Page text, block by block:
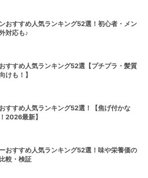
おすすめ人気ランキング52選！初心者・メン
対応も♪
すすめ人気ランキング52選【プチプラ・髪質
けも！】
すすめ人気ランキング52選！【焦げ付かな
2026最新】
おすすめ人気ランキング52選！味や栄養価の
較・検証